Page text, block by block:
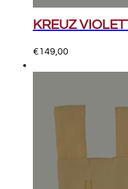
KREUZ
€149,00